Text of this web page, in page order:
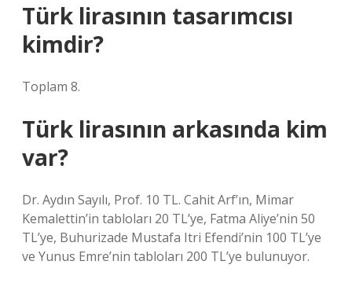
Türk lirasının tasarımcısı
kimdir?
Toplam 8.
Türk lirasının arkasında kim
var?
Dr. Aydın Sayılı, Prof. 10 TL. Cahit Arf’ın, Mimar
Kemalettin’in tabloları 20 TL’ye, Fatma Aliye’nin 50
TL’ye, Buhurizade Mustafa Itri Efendi’nin 100 TL’ye
ve Yunus Emre’nin tabloları 200 TL’ye bulunuyor.